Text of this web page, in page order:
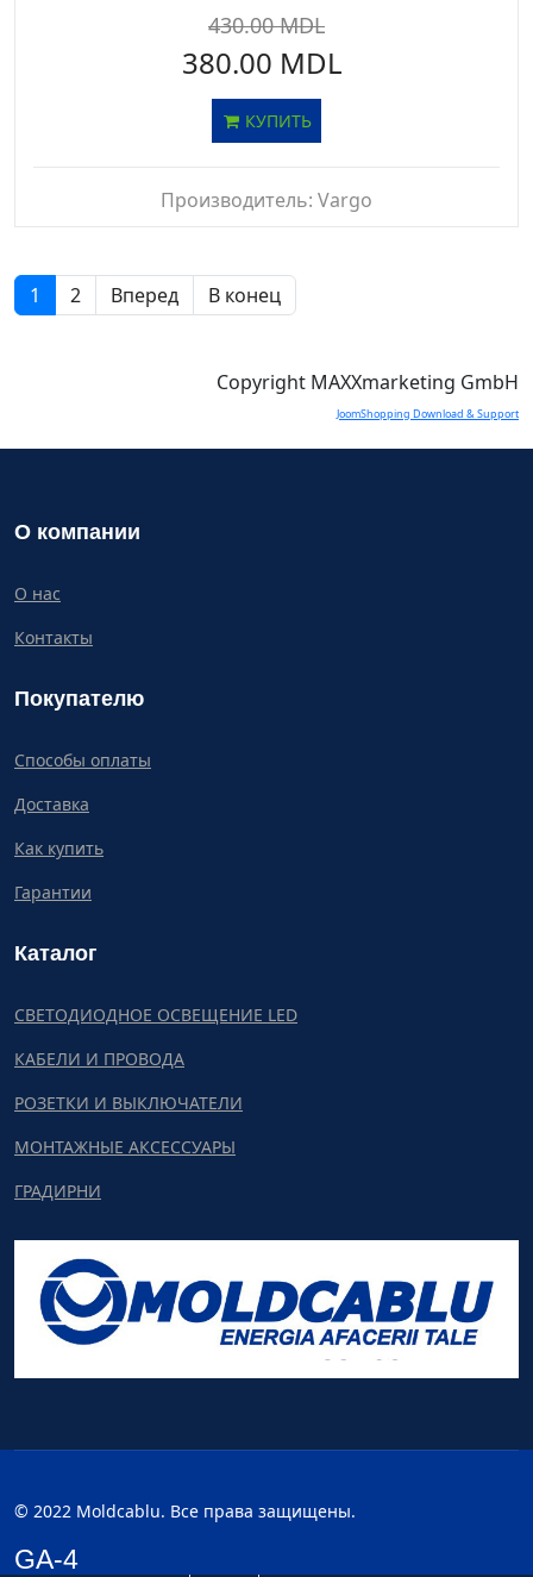
430.00 MDL
380.00 MDL
КУПИТЬ
Производитель: Vargo
1 2 Вперед В конец
Copyright MAXXmarketing GmbH
JoomShopping Download & Support
О компании
О нас
Контакты
Покупателю
Способы оплаты
Доставка
Как купить
Гарантии
Каталог
СВЕТОДИОДНОЕ ОСВЕЩЕНИЕ LED
КАБЕЛИ И ПРОВОДА
РОЗЕТКИ И ВЫКЛЮЧАТЕЛИ
МОНТАЖНЫЕ АКСЕССУАРЫ
ГРАДИРНИ
© 2022 Moldcablu. Все права защищены.
GA-4